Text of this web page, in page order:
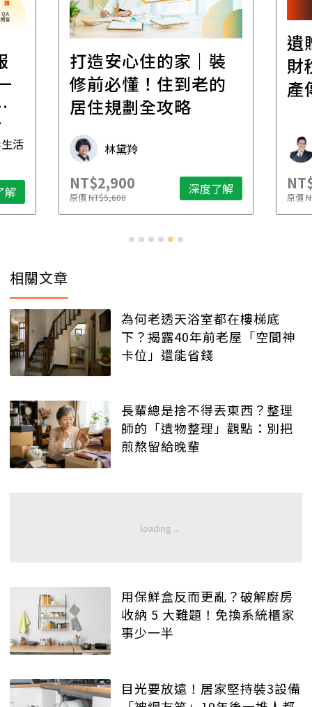
活
解
打造安心住的家｜裝
修前必懂！住到老的
居住規劃全攻略
林黛羚
NT$2,900
原價NT$5,600 深度了解
遺
財
產
原價
相關文章
為何老透天浴室都在樓梯底
下？揭露40年前老屋「空間神
卡位」還能省錢
長輩總是捨不得丟東西？整理
師的「遺物整理」觀點：別把
煎熬留給晚輩
用保鮮盒反而更亂？破解廚房
收納 5 大難題！免換系統櫃家
事少一半
目光要放遠！居家堅持裝3設備